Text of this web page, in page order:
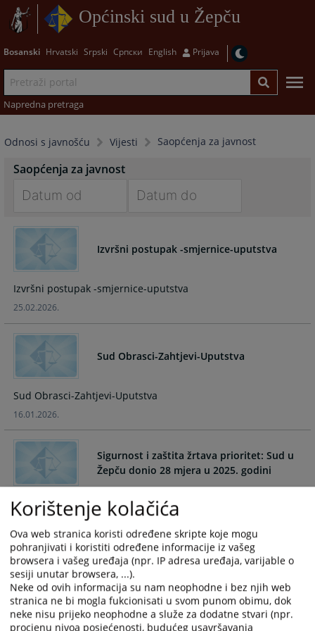
Općinski sud u Žepču
Bosanski Hrvatski Srpski Српски English Prijava
Napredna pretraga
Odnosi s javnošću Vijesti Saopćenja za javnost
Saopćenja za javnost
forward
interact
the
calendar
and
date.
Press
question
get
keyboard
shortcuts
for
changing
dates.
to
the
and
a
Press
key
to
the
keyboard
shortcuts
for
changing
dates.
Izvršni postupak -smjernice-uputstva
Izvršni postupak -smjernice-uputstva
25.02.2026.
Sud Obrasci-Zahtjevi-Uputstva
Sud Obrasci-Zahtjevi-Uputstva
16.01.2026.
Sigurnost i zaštita žrtava prioritet: Sud u
Žepču donio 28 mjera u 2025. godini
Sigurnost i zaštita žrtava prioritet: Sud u Žepču donio 28
mjera u 2025. godini
23.12.2025.
Strateški plan i program rada Općinskog
suda u Žepču
Strateški plan i program rada Općinskog suda u Žepču
Korištenje kolačića
Ova web stranica koristi određene skripte koje mogu
pohranjivati i koristiti određene informacije iz vašeg
browsera i vašeg uređaja (npr. IP adresa uređaja, varijable o
sesiji unutar browsera, ...).
Neke od ovih informacija su nam neophodne i bez njih web
stranica ne bi mogla fukcionisati u svom punom obimu, dok
neke nisu prijeko neophodne a služe za dodatne stvari (npr.
procjenu nivoa posjećenosti, budućeg usavršavanja